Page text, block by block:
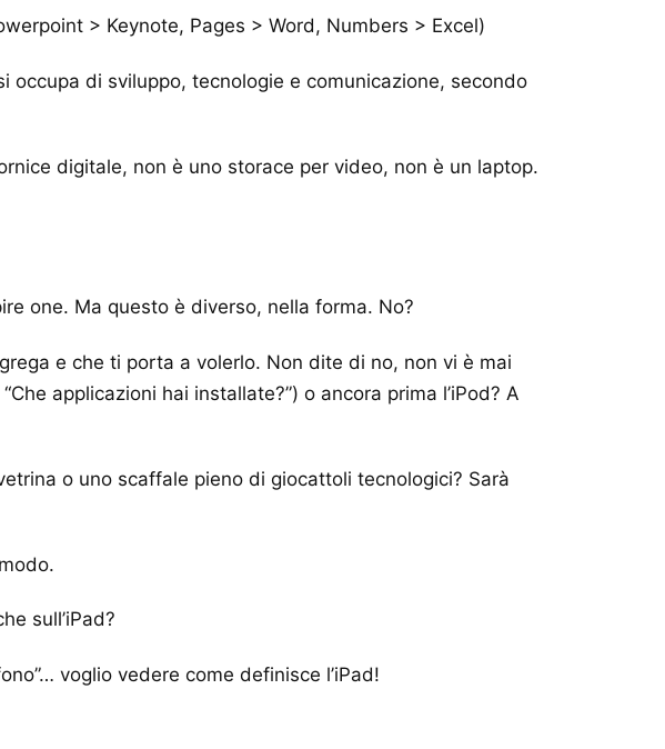
> Keynote, Pages > Word, Numbers > Excel)
di sviluppo, tecnologie e comunicazione, secondo
digitale, non è uno storace per video, non è un laptop.
one. Ma questo è diverso, nella forma. No?
e che ti porta a volerlo. Non dite di no, non vi è mai
applicazioni hai installate?”) o ancora prima l’iPod? A
o uno scaffale pieno di giocattoli tecnologici? Sarà
sull’iPad?
voglio vedere come definisce l’iPad!